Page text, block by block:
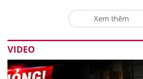
Xem thêm
VIDEO